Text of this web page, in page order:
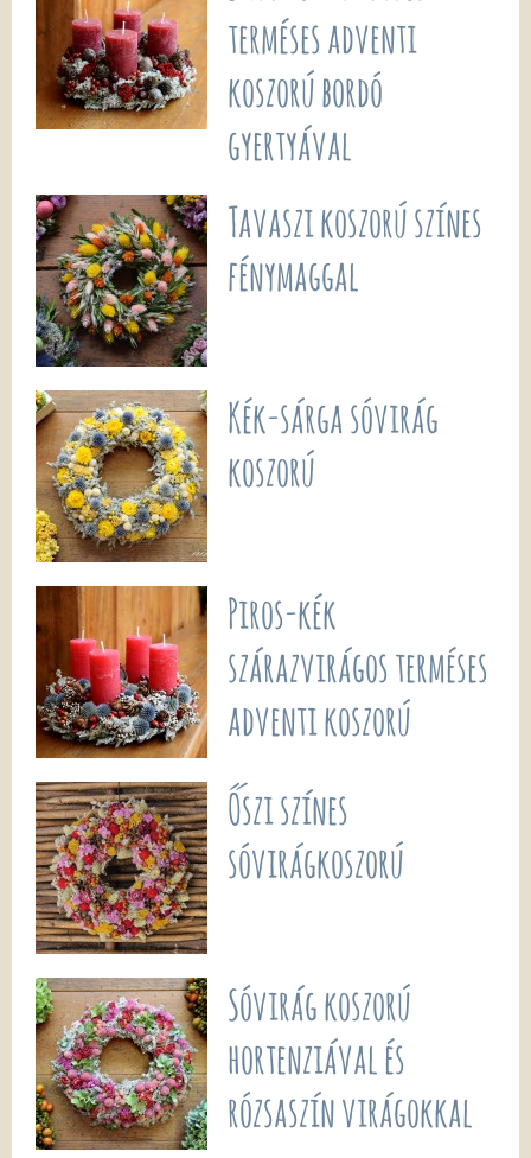
terméses adventi
koszorú bordó
gyertyával
Tavaszi koszorú színes
fénymaggal
Kék-sárga sóvirág
koszorú
Piros-kék
szárazvirágos terméses
adventi koszorú
Őszi színes
sóvirágkoszorú
Sóvirág koszorú
hortenziával és
rózsaszín virágokkal